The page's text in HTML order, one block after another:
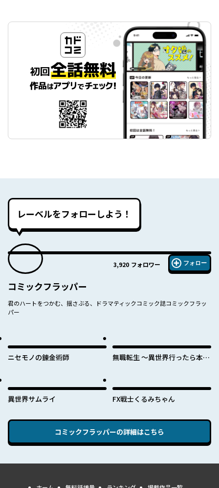
レーベルをフォローしよう！
3,920 フォロワー フォロー
コミックフラッパー
君のハートをつかむ、揺さぶる、ドラマティックコミック誌コミックフラッ
パー
ニセモノの錬金術師
無職転生 ～異世界行ったら本気
異世界サムライ FX戦士くるみちゃん
コミックフラッパーの詳細はこちら